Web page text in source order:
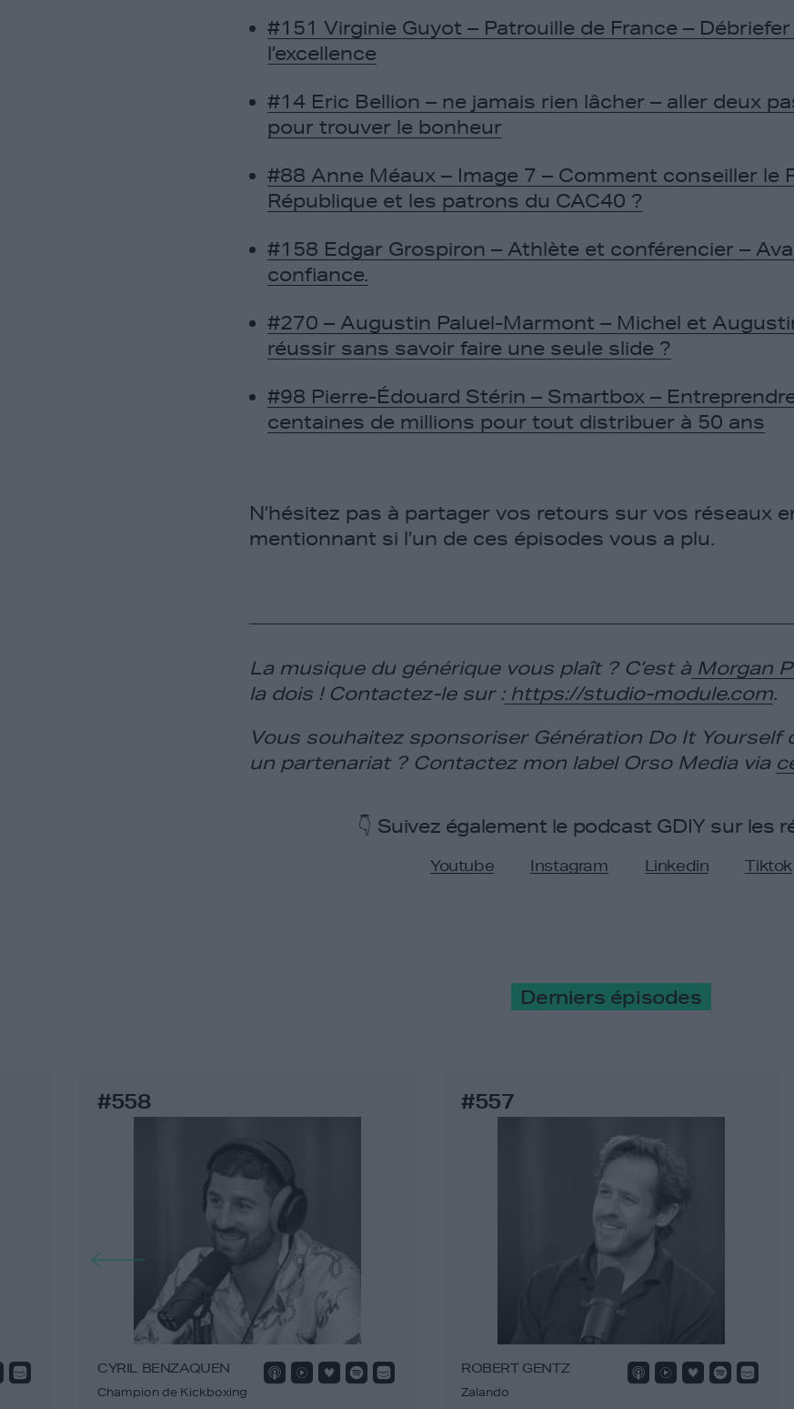
#151 Virginie Guyot – Patrouille de France –
l’excellence
#14 Eric Bellion – ne jamais rien lâcher – aller deux
pour trouver le bonheur
#88 Anne Méaux – Image 7 – Comment conseiller le
République et les patrons du CAC40 ?
#158 Edgar Grospiron – Athlète et conférencier –
confiance.
#270 – Augustin Paluel-Marmont – Michel et
réussir sans savoir faire une seule slide ?
#98 Pierre-Édouard Stérin – Smartbox –
centaines de millions pour tout distribuer à 50 ans
N’hésitez pas à partager vos retours sur vos réseaux
mentionnant si l’un de ces épisodes vous a plu.
La musique du générique vous plaît ? C’est à Morgan
la dois ! Contactez-le sur : https://studio-module.com
Vous souhaitez sponsoriser Génération Do It Yourself
un partenariat ? Contactez mon label Orso Media via
👇 Suivez également le podcast GDIY sur les
Youtube Instagram Linkedin Tiktok
Derniers épisodes
#558
CYRIL BENZAQUEN
Champion de Kickboxing
#557
ROBERT GENTZ
Zalando